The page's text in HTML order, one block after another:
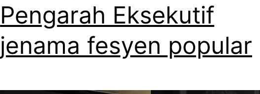
Pengarah Eksekutif
jenama fesyen popular